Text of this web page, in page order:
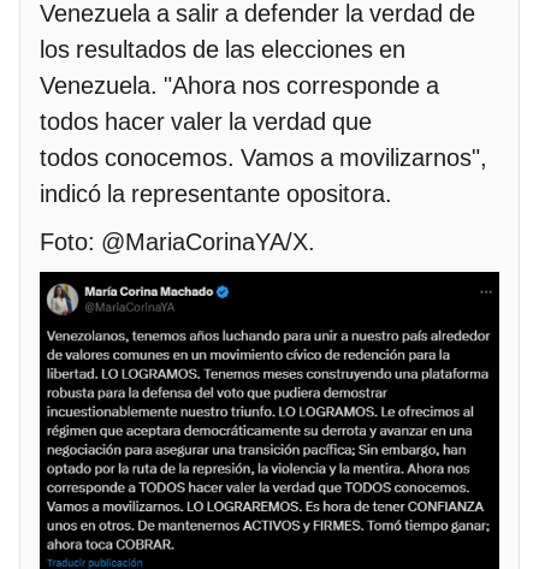
Venezuela a salir a defender la verdad de
los resultados de las elecciones en
Venezuela. "Ahora nos corresponde a
todos hacer valer la verdad que
todos conocemos. Vamos a movilizarnos",
indicó la representante opositora.
Foto: @MariaCorinaYA/X.